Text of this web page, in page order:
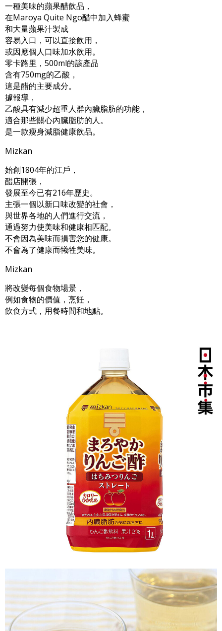
一種美味的蘋果醋飲品，
在Maroya Quite Ngo醋中加入蜂蜜
和大量蘋果汁製成
容易入口，可以直接飲用，
或因應個人口味加水飲用。
零卡路里，500ml的該產品
含有750mg的乙酸，
這是醋的主要成分。
據報導，
乙酸具有減少超重人群內臟脂肪的功能，
適合那些關心內臟脂肪的人。
是一款瘦身減脂健康飲品。
Mizkan
始創1804年的江戶，
醋店開張，
發展至今已有216年歷史。
主張一個以新口味改變的社會，
與世界各地的人們進行交流，
通過努力使美味和健康相匹配。
不會因為美味而損害您的健康。
不會為了健康而犧牲美味。
Mizkan
將改變每個食物場景，
例如食物的價值，烹飪，
飲食方式，用餐時間和地點。